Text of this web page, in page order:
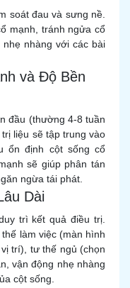
soát đau và sưng nề.
mạnh, tránh ngửa cổ
nhàng với các bài
và Độ Bền
đầu (thường 4-8 tuần
liệu sẽ tập trung vào
ổn định cột sống cổ
sẽ giúp phân tán
ngừa tái phát.
Dài
trì kết quả điều trị.
làm việc (màn hình
trí), tư thế ngủ (chọn
vận động nhẹ nhàng
cột sống.